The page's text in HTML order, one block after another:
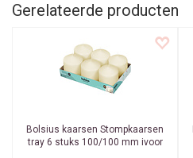
Gerelateerde producten
Bolsius kaarsen Stompkaarsen
tray 6 stuks 100/100 mm ivoor